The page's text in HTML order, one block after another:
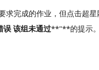
求完成的作业，但点击超
误 该组未通过**"**的提示